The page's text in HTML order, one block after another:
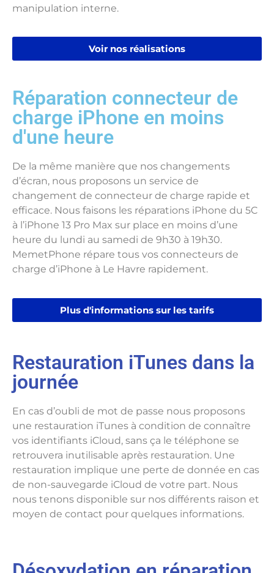
manipulation interne.
Voir nos réalisations
Réparation connecteur de
charge iPhone en moins
d'une heure
De la même manière que nos changements
d’écran, nous proposons un service de
changement de connecteur de charge rapide et
efficace. Nous faisons les réparations iPhone du 5C
à l’iPhone 13 Pro Max sur place en moins d’une
heure du lundi au samedi de 9h30 à 19h30.
MemetPhone répare tous vos connecteurs de
charge d’iPhone à Le Havre rapidement.
Plus d'informations sur les tarifs
Restauration iTunes dans la
journée
En cas d’oubli de mot de passe nous proposons
une restauration iTunes à condition de connaître
vos identifiants iCloud, sans ça le téléphone se
retrouvera inutilisable après restauration. Une
restauration implique une perte de donnée en cas
de non-sauvegarde iCloud de votre part. Nous
nous tenons disponible sur nos différents raison et
moyen de contact pour quelques informations.